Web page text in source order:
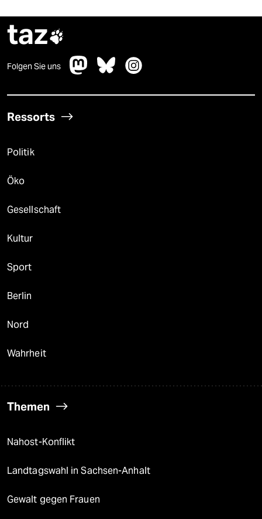
taz
Folgen Sie uns
Ressorts
Politik
Öko
Gesellschaft
Kultur
Sport
Berlin
Nord
Wahrheit
Themen
Nahost-Konflikt
Landtagswahl in Sachsen-Anhalt
Gewalt gegen Frauen